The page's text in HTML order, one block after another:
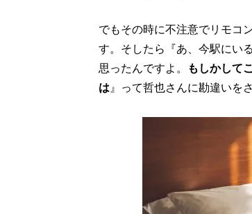
でもその時に不注意でリモコ
す。そしたら『あ、今駅にい
思ったんですよ。
もしかして
は 』って哲也さんに勘違いを